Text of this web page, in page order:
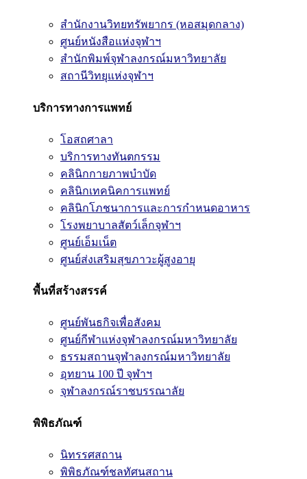
สำนักงานวิทยทรัพยากร (หอสมุดกลาง)
ศูนย์หนังสือแห่งจุฬาฯ
สำนักพิมพ์จุฬาลงกรณ์มหาวิทยาลัย
สถานีวิทยุแห่งจุฬาฯ
บริการทางการแพทย์
โอสถศาลา
บริการทางทันตกรรม
คลินิกกายภาพบำบัด
คลินิกเทคนิคการแพทย์
คลินิกโภชนาการและการกำหนดอาหาร
โรงพยาบาลสัตว์เล็กจุฬาฯ
ศูนย์เอ็มเน็ต
ศูนย์ส่งเสริมสุขภาวะผู้สูงอายุ
พื้นที่สร้างสรรค์
ศูนย์พันธกิจเพื่อสังคม
ศูนย์กีฬาแห่งจุฬาลงกรณ์มหาวิทยาลัย
ธรรมสถานจุฬาลงกรณ์มหาวิทยาลัย
อุทยาน 100 ปี จุฬาฯ
จุฬาลงกรณ์ราชบรรณาลัย
พิพิธภัณฑ์
นิทรรศสถาน
พิพิธภัณฑ์ชลทัศนสถาน